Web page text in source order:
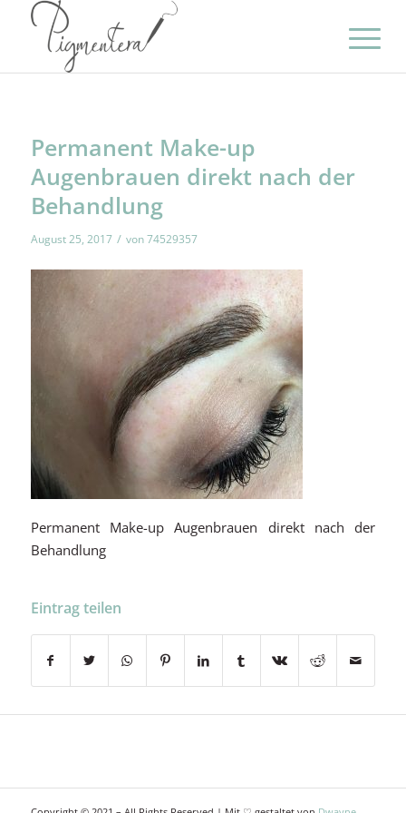
Permanent Make-up
Augenbrauen direkt nach der
Behandlung
August 25, 2017 / von74529357
Permanent Make-up Augenbrauen direkt nach der
Behandlung
Eintrag teilen